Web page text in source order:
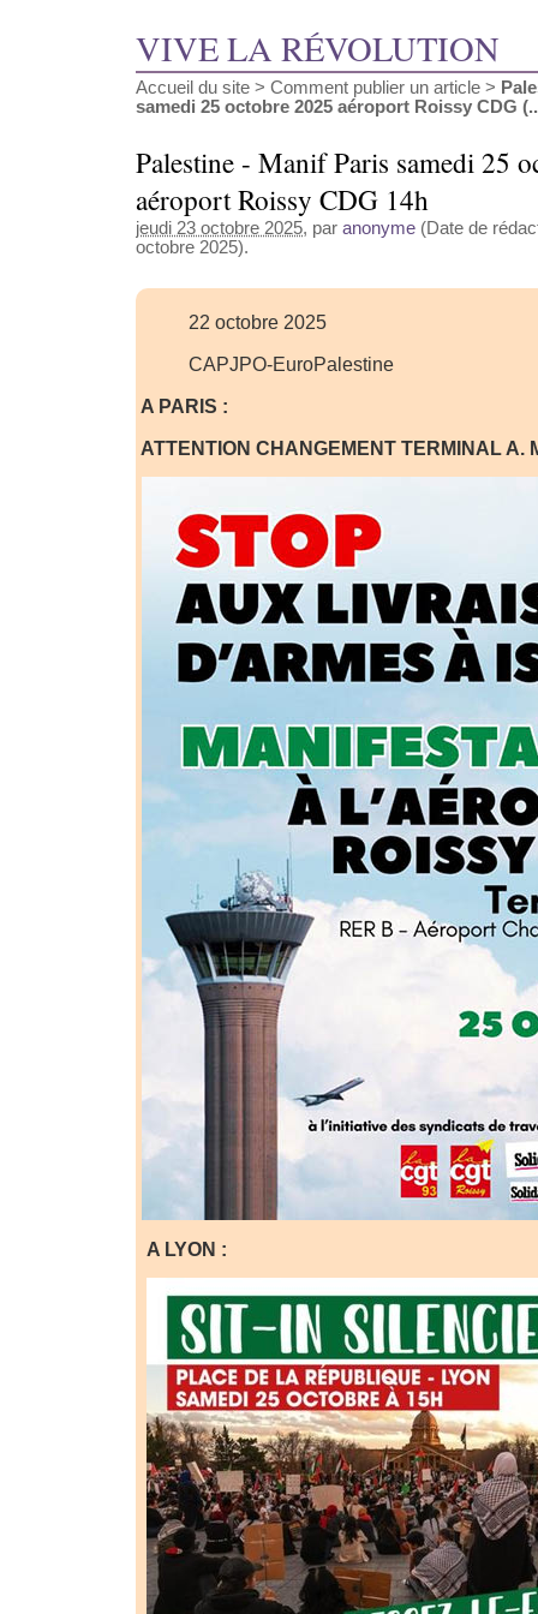
VIVE LA RÉVOLUTION
Accueil du site > Comment publier un article >
samedi 25 octobre 2025 aéroport Roissy CDG
Palestine - Manif Paris samedi 25
aéroport Roissy CDG 14h
jeudi 23 octobre 2025, par anonyme (Date de
octobre 2025).
22 octobre 2025
CAPJPO-EuroPalestine
A PARIS :
ATTENTION CHANGEMENT TERMINAL A.
A LYON :